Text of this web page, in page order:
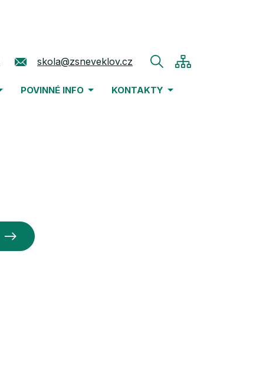
skola@zsneveklov.cz
POVINNÉ INFO KONTAKTY